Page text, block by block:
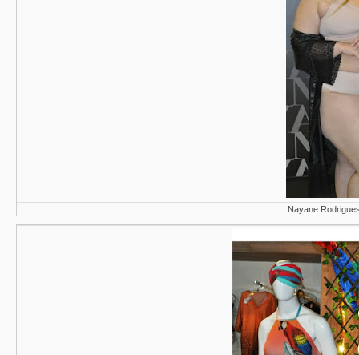
Nayane